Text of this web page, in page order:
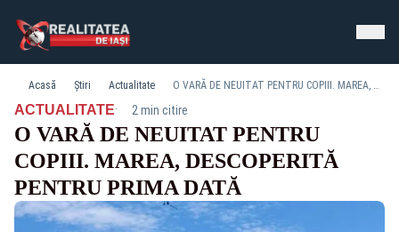
Acasă Știri Actualitate O VARĂ DE NEUITAT PENTRU COPIII. MAREA, DESCOPERITĂ PENTRU PRIMA DATĂ
ACTUALITATE· 2 min citire
O VARĂ DE NEUITAT PENTRU
COPIII. MAREA, DESCOPERITĂ
PENTRU PRIMA DATĂ